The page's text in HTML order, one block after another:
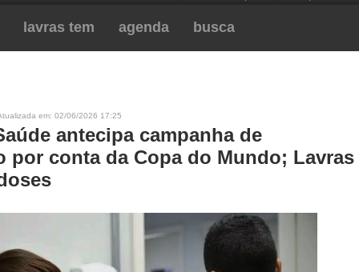
lavras tem agenda busca
em: 02/06/2026 17:25
antecipa campanha de
por conta da Copa do Mundo; Lavras